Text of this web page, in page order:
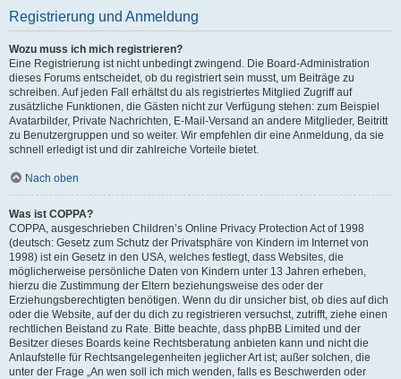
Registrierung und Anmeldung
Wozu muss ich mich registrieren?
Eine Registrierung ist nicht unbedingt zwingend. Die Board-Administration
dieses Forums entscheidet, ob du registriert sein musst, um Beiträge zu
schreiben. Auf jeden Fall erhältst du als registriertes Mitglied Zugriff auf
zusätzliche Funktionen, die Gästen nicht zur Verfügung stehen: zum Beispiel
Avatarbilder, Private Nachrichten, E-Mail-Versand an andere Mitglieder, Beitritt
zu Benutzergruppen und so weiter. Wir empfehlen dir eine Anmeldung, da sie
schnell erledigt ist und dir zahlreiche Vorteile bietet.
Nach oben
Was ist COPPA?
COPPA, ausgeschrieben Children’s Online Privacy Protection Act of 1998
(deutsch: Gesetz zum Schutz der Privatsphäre von Kindern im Internet von
1998) ist ein Gesetz in den USA, welches festlegt, dass Websites, die
möglicherweise persönliche Daten von Kindern unter 13 Jahren erheben,
hierzu die Zustimmung der Eltern beziehungsweise des oder der
Erziehungsberechtigten benötigen. Wenn du dir unsicher bist, ob dies auf dich
oder die Website, auf der du dich zu registrieren versuchst, zutrifft, ziehe einen
rechtlichen Beistand zu Rate. Bitte beachte, dass phpBB Limited und der
Besitzer dieses Boards keine Rechtsberatung anbieten kann und nicht die
Anlaufstelle für Rechtsangelegenheiten jeglicher Art ist; außer solchen, die
unter der Frage „An wen soll ich mich wenden, falls es Beschwerden oder